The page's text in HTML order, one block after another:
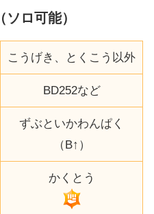
（ソロ可能）
こうげき、とくこう以外
BD252など
ずぶといかわんぱく
（B↑）
かくとう